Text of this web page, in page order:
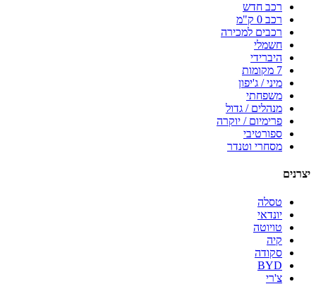
רכב חדש
רכב 0 ק"מ
רכבים למכירה
חשמלי
היברידי
7 מקומות
מיני / ג'יפון
משפחתי
מנהלים / גדול
פרימיום / יוקרה
ספורטיבי
מסחרי וטנדר
יצרנים
טסלה
יונדאי
טויוטה
קיה
סקודה
BYD
צ'רי